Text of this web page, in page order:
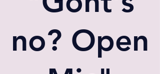
no? Open